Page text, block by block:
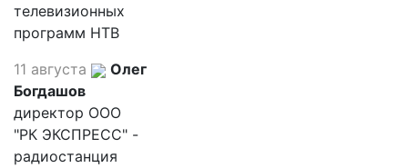
телевизионных
программ НТВ
11 августа
Олег
Богдашов
директор ООО
"РК ЭКСПРЕСС" -
радиостанция